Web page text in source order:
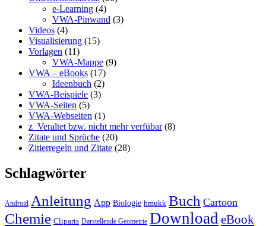
e-Learning (4)
VWA-Pinwand (3)
Videos (4)
Visualisierung (15)
Vorlagen (11)
VWA-Mappe (9)
VWA – eBooks (17)
Ideenbuch (2)
VWA-Beispiele (3)
VWA-Seiten (5)
VWA-Webseiten (1)
z_Veraltet bzw. nicht mehr verfübar(8)
Zitate und Sprüche (20)
Zitierregeln und Zitate (28)
Schlagwörter
Android Anleitung App Biologie bmukk Buch Cartoon
Chemie Cliparts Darstellende Geometrie DownloadeBook